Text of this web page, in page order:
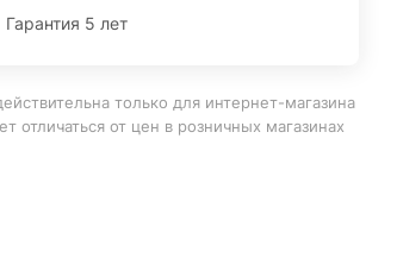
Гарантия 5 лет
только для интернет-магазина
отличаться от цен в розничных магазинах